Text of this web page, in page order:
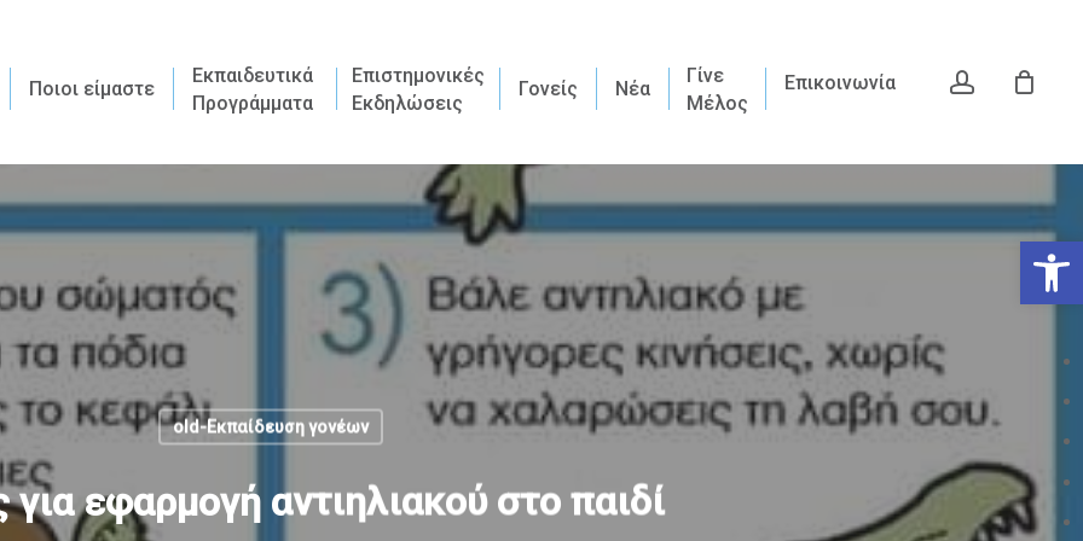
Ποιοι είμαστε
Εκπαιδευτικά
Προγράμματα
Επιστημονικές
Εκδηλώσεις
Γονείς Νέα
Γίνε
Μέλος
Επικοινωνία account
old-Εκπαίδευση γονέων
εφαρμογή αντιηλιακού στο παιδί